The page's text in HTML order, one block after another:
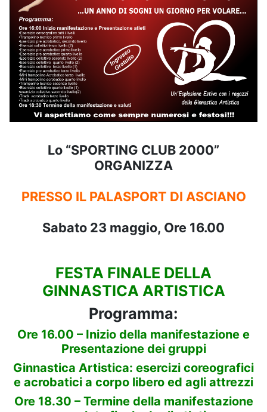
Lo “SPORTING CLUB 2000”
ORGANIZZA
PRESSO IL PALASPORT DI ASCIANO
Sabato 23 maggio, Ore 16.00
FESTA FINALE DELLA
GINNASTICA ARTISTICA
Programma:
Ore 16.00 – Inizio della manifestazione e
Presentazione dei gruppi
Ginnastica Artistica: esercizi coreografici
e acrobatici a corpo libero ed agli attrezzi
Ore 18.30 – Termine della manifestazione